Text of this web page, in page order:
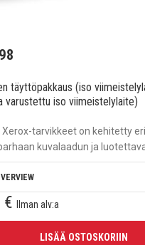
täyttöpakkaus (iso
varustettu iso viimeistelylaite)
tarvikkeet on kehitetty
kuvalaadun ja
€ Ilman alv:a
LISÄÄ OSTOSKORIIN